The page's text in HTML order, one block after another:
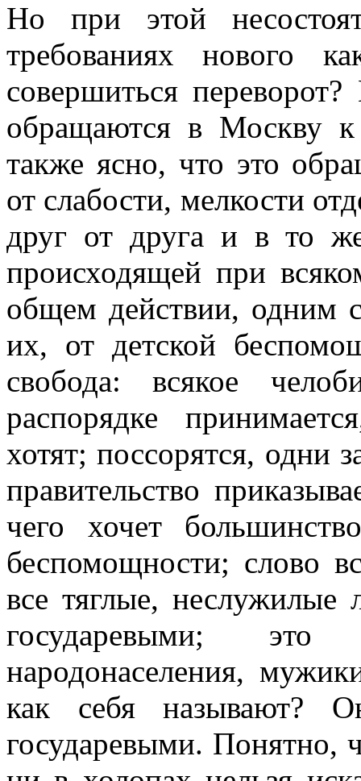
Но при этой
требованиях нового
совершиться
обращаются в Москву
также ясно, что это
от слабости, мелкости
друг от друга и в то
происходящей при
общем действии, одним
их, от детской
свобода: всякое
распорядке
хотят; поссорятся, одни
правительство
чего хочет
беспомощности; слово
все тяглые,
государевыми;
народонаселения,
как себя называют?
государевыми. Понятно,